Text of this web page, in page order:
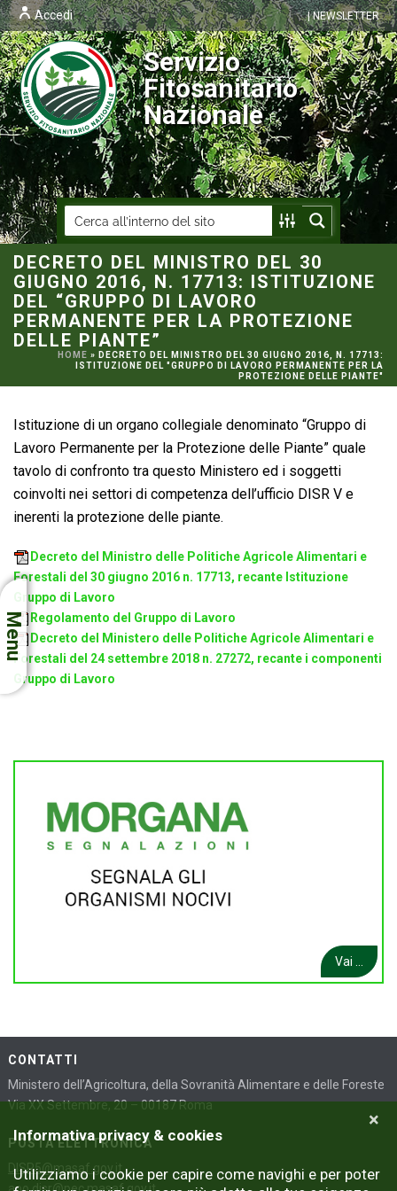
| NEWSLETTER
Accedi
Servizio
Fitosanitario
Nazionale
DECRETO DEL MINISTRO DEL 30
GIUGNO 2016, N. 17713: ISTITUZIONE
DEL “GRUPPO DI LAVORO
PERMANENTE PER LA PROTEZIONE
DELLE PIANTE”
HOME » DECRETO DEL MINISTRO DEL 30 GIUGNO 2016, N. 17713:
ISTITUZIONE DEL "GRUPPO DI LAVORO PERMANENTE PER LA
PROTEZIONE DELLE PIANTE"
Menu
Istituzione di un organo collegiale denominato “Gruppo di
Lavoro Permanente per la Protezione delle Piante” quale
tavolo di confronto tra questo Ministero ed i soggetti
coinvolti nei settori di competenza dell’ufficio DISR V e
inerenti la protezione delle piante.
Decreto del Ministro delle Politiche Agricole Alimentari e
Forestali del 30 giugno 2016 n. 17713, recante Istituzione
Gruppo di Lavoro
Regolamento del Gruppo di Lavoro
Decreto del Ministero delle Politiche Agricole Alimentari e
Forestali del 24 settembre 2018 n. 27272, recante i componenti
Gruppo di Lavoro
Vai ...
CONTATTI
Ministero dell’Agricoltura, della Sovranità Alimentare e delle Foreste
Via XX Settembre, 20 – 00187 Roma
POSTA ELETTRONICA
DISR5@masaf.gov.it
×
Informativa privacy & cookies
Utilizziamo i cookie per capire come navighi e per poter